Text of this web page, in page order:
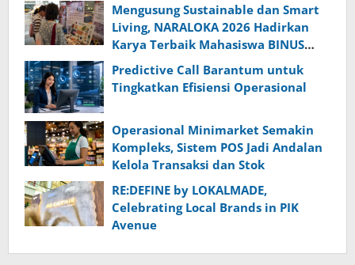
Mengusung Sustainable dan Smart
Living, NARALOKA 2026 Hadirkan
Karya Terbaik Mahasiswa BINUS
@Malang
Predictive Call Barantum untuk
Tingkatkan Efisiensi Operasional
Operasional Minimarket Semakin
Kompleks, Sistem POS Jadi Andalan
Kelola Transaksi dan Stok
RE:DEFINE by LOKALMADE,
Celebrating Local Brands in PIK
Avenue